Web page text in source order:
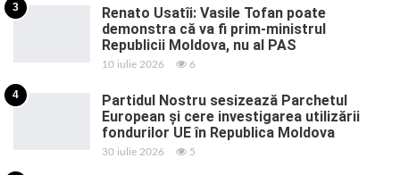
3
Renato Usatîi: Vasile Tofan poate
demonstra că va fi prim-ministrul
Republicii Moldova, nu al PAS
10 iulie 2026 6
4
Partidul Nostru sesizează Parchetul
European și cere investigarea utilizării
fondurilor UE în Republica Moldova
30 iulie 2026 5